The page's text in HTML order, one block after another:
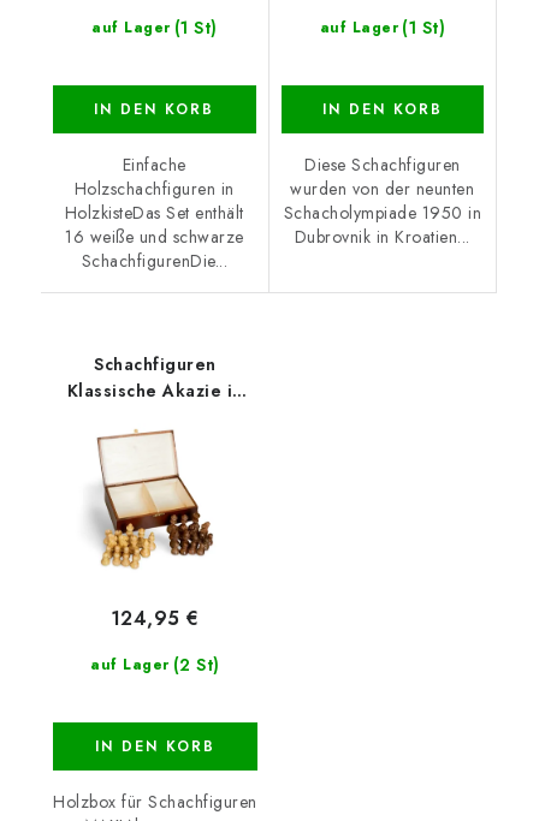
auf Lager (1 St)
IN DEN KORB
Einfache
Holzschachfiguren in
HolzkisteDas Set enthält
16 weiße und schwarze
SchachfigurenDie...
auf Lager (1 St)
IN DEN KORB
Diese Schachfiguren
wurden von der neunten
Schacholympiade 1950 in
Dubrovnik in Kroatien...
Schachfiguren
Klassische Akazie in
auf Lager (2 St)
124,95 €
IN DEN KORB
Holzbox für Schachfiguren